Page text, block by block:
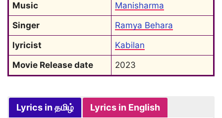
Music
Manisharma
Singer
Ramya Behara
lyricist
Kabilan
Movie Release date
2023
Lyrics in தமிழ் Lyrics in English